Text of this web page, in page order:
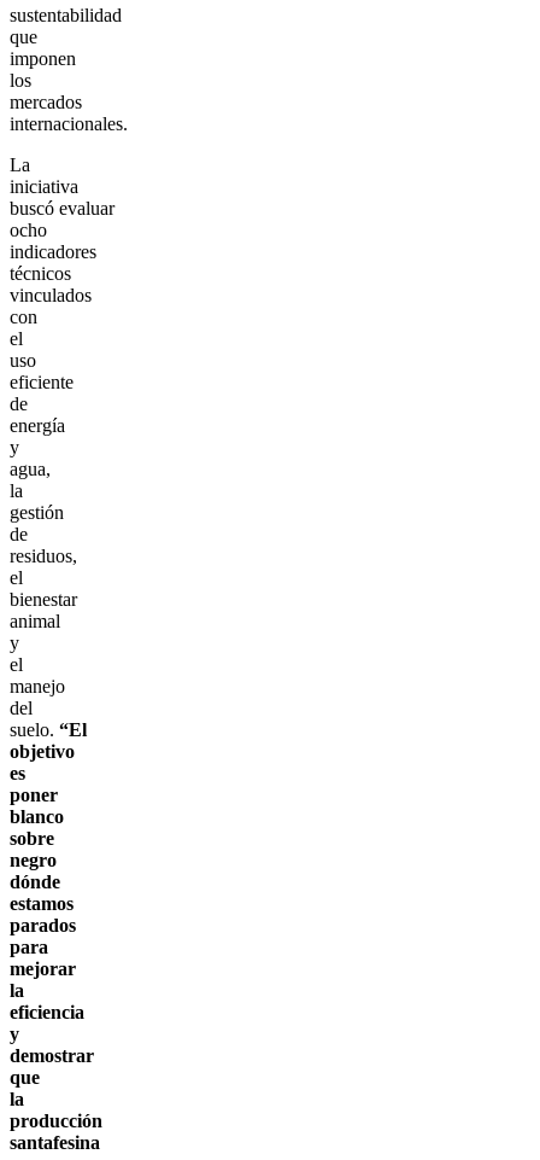
sustentabilidad
que
imponen
los
mercados
internacionales.
La
iniciativa
buscó evaluar
ocho
indicadores
técnicos
vinculados
con
el
uso
eficiente
de
energía
y
agua,
la
gestión
de
residuos,
el
bienestar
animal
y
el
manejo
del
suelo. “El
objetivo
es
poner
blanco
sobre
negro
dónde
estamos
parados
para
mejorar
la
eficiencia
y
demostrar
que
la
producción
santafesina